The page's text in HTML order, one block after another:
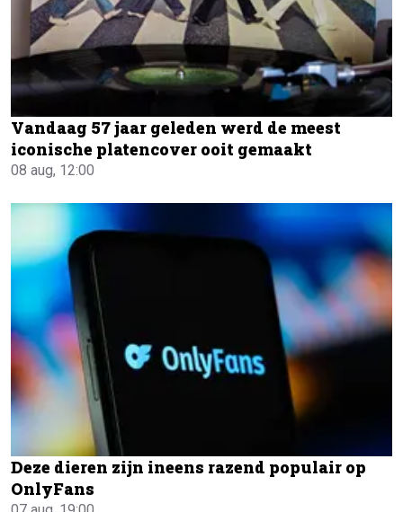
Vandaag 57 jaar geleden werd de meest
iconische platencover ooit gemaakt
08 aug, 12:00
Deze dieren zijn ineens razend populair op
OnlyFans